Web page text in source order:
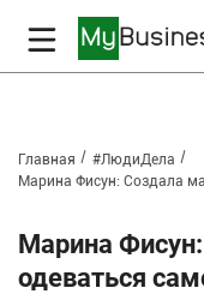
Главная
#ЛюдиДела
Марина Фисун: Создала
Марина
одеваться